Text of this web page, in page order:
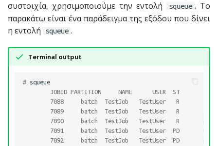
συστοιχία, χρησιμοποιούμε την εντολή
squeue . Το
παρακάτω είναι ένα παράδειγμα της εξόδου που δίνει
η εντολή
squeue .
Terminal output
#
squeue
JOBID PARTITION     NAME      USER  ST
7088     batch  TestJob   TestUser   R
7089     batch  TestJob   TestUser   R
7090     batch  TestJob   TestUser   R
7091     batch  TestJob   TestUser  PD
7092     batch  TestJob   TestUser  PD